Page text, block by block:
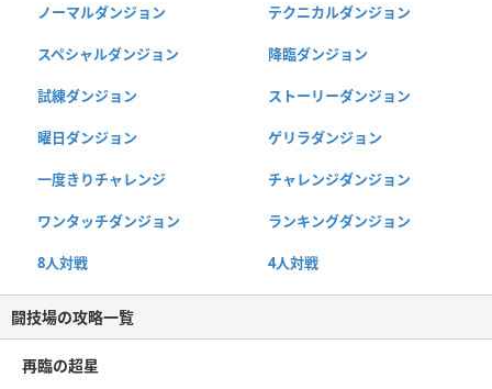
ノーマルダンジョン テクニカルダンジョン
スペシャルダンジョン 降臨ダンジョン
試練ダンジョン ストーリーダンジョン
曜日ダンジョン ゲリラダンジョン
一度きりチャレンジ チャレンジダンジョン
ワンタッチダンジョン ランキングダンジョン
8人対戦 4人対戦
闘技場の攻略一覧
再臨の超星